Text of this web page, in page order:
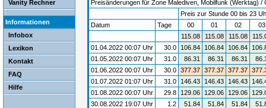
Vanity Rechner
Informationen
Infobox
Lexikon
Kontakt
FAQ
Hilfe
Preisänderungen für Zone Malediven, Mobilfunk (Werktag) /
Preis zur Stunde 00 bis 23
Datum
Tage 00 01 02
115.08
115.08 115.08
01.04.2022 00:07 Uhr
30.0 106.84 106.84 106.84
01.05.2022 00:07 Uhr
31.0 86.31 86.31 86.31
01.06.2022 00:07 Uhr
30.0 377.37 377.37 377.37
01.07.2022 01:07 Uhr
31.0 146.43 146.43 146.43
01.08.2022 00:07 Uhr
29.8 129.06 129.06 129.06
30.08.2022 19:07 Uhr
1.2 51.84 51.84 51.84